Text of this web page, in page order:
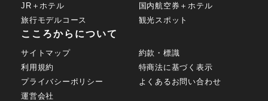
JR＋ホテル
国内航空券＋ホテル
旅行モデルコース
観光スポット
こころからについて
サイトマップ
約款・標識
利用規約
特商法に基づく表示
プライバシーポリシー
よくあるお問い合わせ
運営会社